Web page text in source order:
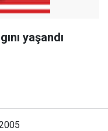
yaşandı